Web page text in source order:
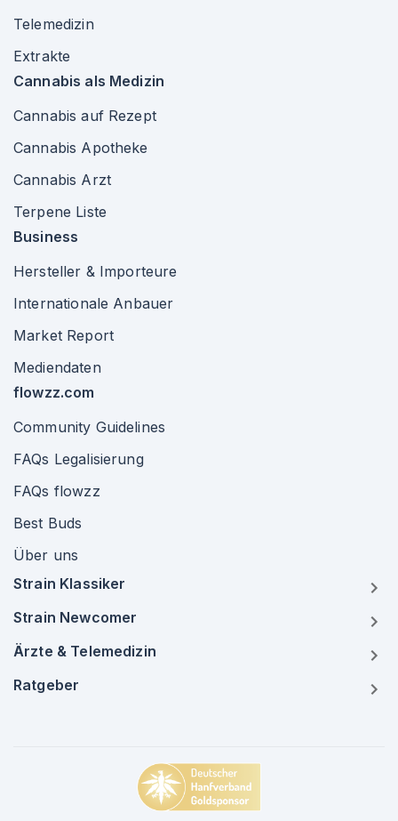
Telemedizin
Extrakte
Cannabis als Medizin
Cannabis auf Rezept
Cannabis Apotheke
Cannabis Arzt
Terpene Liste
Business
Hersteller & Importeure
Internationale Anbauer
Market Report
Mediendaten
flowzz.com
Community Guidelines
FAQs Legalisierung
FAQs flowzz
Best Buds
Über uns
Strain Klassiker
Strain Newcomer
Ärzte & Telemedizin
Ratgeber